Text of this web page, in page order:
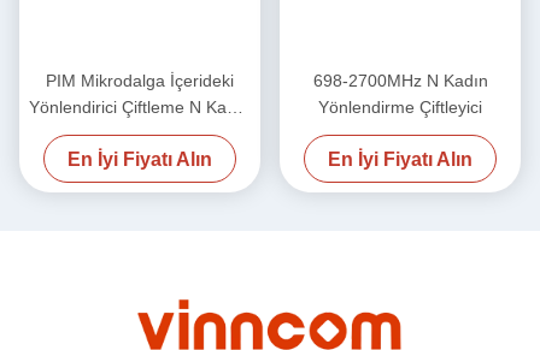
PIM Mikrodalga İçerideki
Yönlendirici Çiftleme N Kadın
550MHz-2700MHz
En İyi Fiyatı Alın
698-2700MHz N Kadın
Yönlendirme Çiftleyici
En İyi Fiyatı Alın